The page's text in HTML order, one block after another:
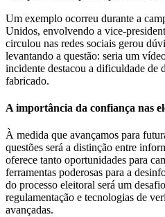
Um exemplo ocorreu durante a
Unidos, envolvendo a vice-
circulou nas redes sociais gerou
levantando a questão: seria um
incidente destacou a dificuldade de
fabricado.
A importância da confiança nas
À medida que avançamos para
questões será a distinção entre
oferece tanto oportunidades para
ferramentas poderosas para a
do processo eleitoral será um
regulamentação e tecnologias de
avançadas.